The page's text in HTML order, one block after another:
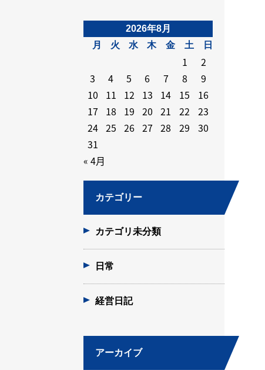
2026年8月
月
火 水 木 金 土 日
« 4月
1
2
3
4 5 6 7 8
9
10
11 12 13 14 15
16
17
18 19 20 21 22
23
24 25 26 27 28 29
30
31
カテゴリー
カテゴリ未分類
日常
経営日記
アーカイブ